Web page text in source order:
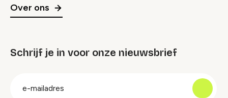
Over ons
Schrijf je in voor onze nieuwsbrief